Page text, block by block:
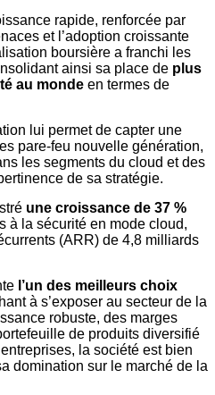
rapide, renforcée par
et l’adoption croissante
boursière a franchi les
ainsi sa place de plus
au monde en termes de
lui permet de capter une
pare-feu nouvelle génération,
les segments du cloud et des
de sa stratégie.
une croissance de 37 %
à la sécurité en mode cloud,
(ARR) de 4,8 milliards
l’un des meilleurs choix
à s’exposer au secteur de la
robuste, des marges
de produits diversifié
la société est bien
domination sur le marché de la